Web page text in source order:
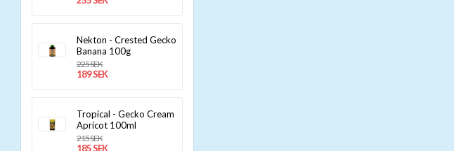
Nekton - Crested Gecko
Banana 100g
225 SEK
189 SEK
Tropical - Gecko Cream
Apricot 100ml
215 SEK
185 SEK